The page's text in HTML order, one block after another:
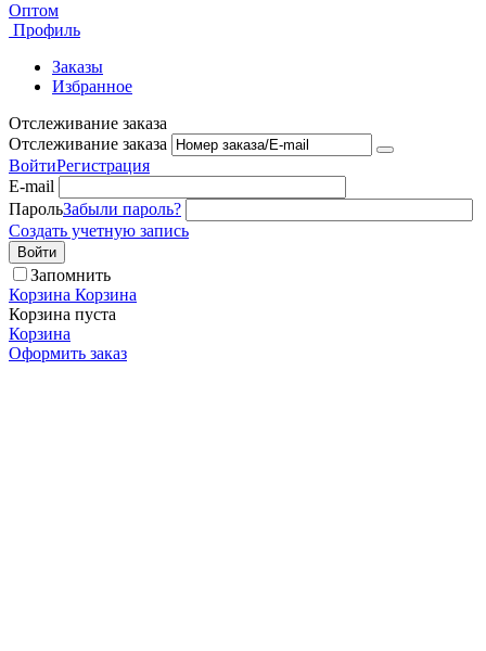
Оптом
Профиль
Заказы
Избранное
Отслеживание заказа
Отслеживание заказа
ВойтиРегистрация
E-mail
ПарольЗабыли пароль?
Создать учетную запись
Войти
Запомнить
Корзина Корзина
Корзина пуста
Корзина
Оформить заказ